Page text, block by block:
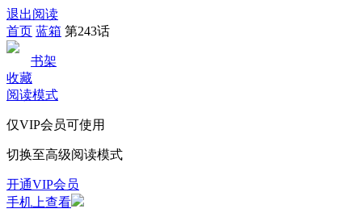
退出阅读
首页 蓝箱 第243话
书架
收藏
阅读模式
仅VIP会员可使用
切换至高级阅读模式
开通VIP会员
手机上查看